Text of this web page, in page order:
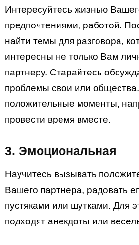
Интересуйтесь жизнью
предпочтениями, работой.
найти темы для разговора,
интересны не только Вам
партнеру. Старайтесь
проблемы свои или
положительные моменты,
провести время вместе.
3. Эмоциональная
Научитесь вызывать
Вашего партнера, радовать
пустяками или шутками. Для
подходят анекдоты или